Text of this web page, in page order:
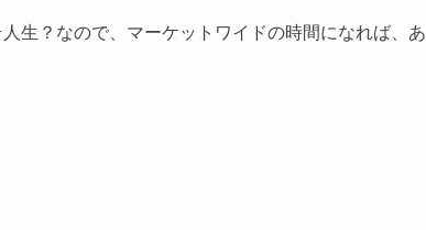
生？なので、マーケットワイドの時間になれば、あ